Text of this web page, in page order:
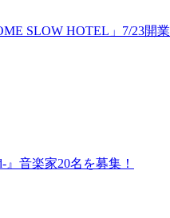
SLOW HOTEL」7/23開業
音楽家20名を募集！